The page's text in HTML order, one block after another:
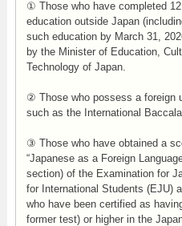
① Those who have completed
education outside Japan
such education by March 31,
by the Minister of Education,
Technology of Japan.
② Those who possess a foreign
such as the International
③ Those who have obtained a
“Japanese as a Foreign
section) of the Examination for
for International Students (EJU)
who have been certified as
former test) or higher in the